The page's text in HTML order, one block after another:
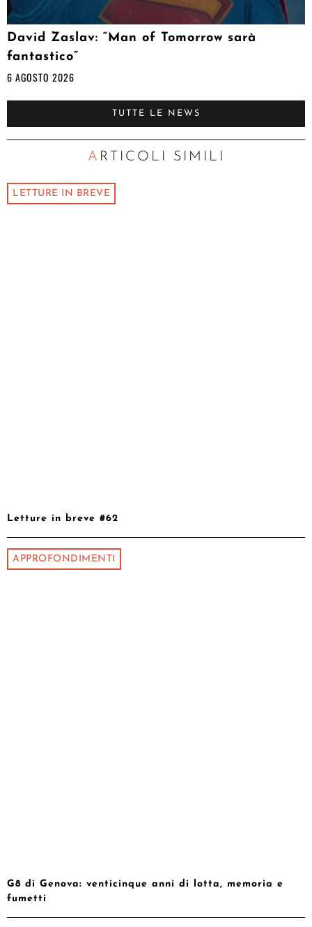
David Zaslav: “Man of Tomorrow sarà
fantastico”
6 AGOSTO 2026
TUTTE LE NEWS
ARTICOLI SIMILI
LETTURE IN BREVE
Letture in breve #62
APPROFONDIMENTI
G8 di Genova: venticinque anni di lotta, memoria e
fumetti